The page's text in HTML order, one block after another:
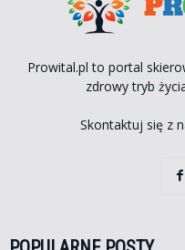
Prowital.pl to portal
zdrowy tryb
Skontaktuj się z